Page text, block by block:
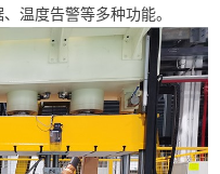
温度告警等多种功能。